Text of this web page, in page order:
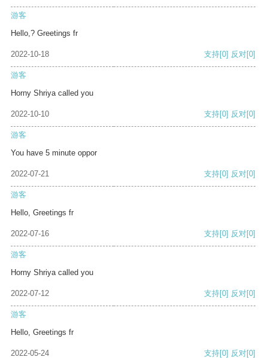
游客
Hello,? Greetings fr
2022-10-18 支持[0] 反对[0]
游客
Horny Shriya called you
2022-10-10 支持[0] 反对[0]
游客
You have 5 minute oppor
2022-07-21 支持[0] 反对[0]
游客
Hello, Greetings fr
2022-07-16 支持[0] 反对[0]
游客
Horny Shriya called you
2022-07-12 支持[0] 反对[0]
游客
Hello, Greetings fr
2022-05-24 支持[0] 反对[0]